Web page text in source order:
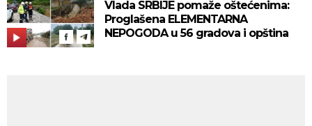
Vlada SRBIJE pomaže oštećenima:
Proglašena ELEMENTARNA
NEPOGODA u 56 gradova i opština